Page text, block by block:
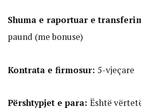
Shuma e raportuar e
paund (me bonuse)
Kontrata e firmosur: 5-vjeçare
Përshtypjet e para: Është